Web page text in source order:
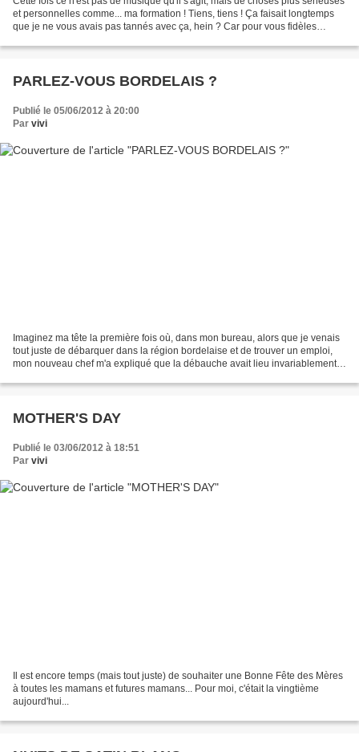
et personnelles comme... ma formation ! Tiens, tiens ! Ça faisait longtemps
que je ne vous avais pas tannés avec ça, hein ? Car pour vous fidèles
PARLEZ-VOUS BORDELAIS ?
Publié le 05/06/2012 à 20:00
Par vivi
Imaginez ma tête la première fois où, dans mon bureau, alors que je venais
tout juste de débarquer dans la région bordelaise et de trouver un emploi,
mon nouveau chef m'a expliqué que la débauche avait lieu invariablement
MOTHER'S DAY
Publié le 03/06/2012 à 18:51
Par vivi
Il est encore temps (mais tout juste) de souhaiter une Bonne Fête des Mères
à toutes les mamans et futures mamans... Pour moi, c'était la vingtième
aujourd'hui...